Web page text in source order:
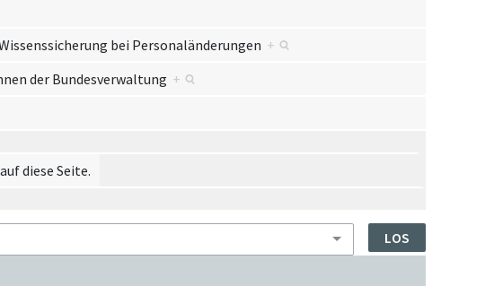
bei Personaländerungen +
der Bundesverwaltung +
diese Seite.